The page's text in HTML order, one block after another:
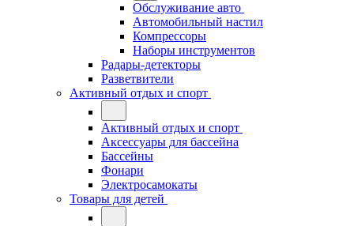
Обслуживание авто
Автомобильный настил
Компрессоры
Наборы инструментов
Радары-детекторы
Разветвители
Активный отдых и спорт
Активный отдых и спорт
Аксессуары для бассейна
Бассейны
Фонари
Электросамокаты
Товары для детей